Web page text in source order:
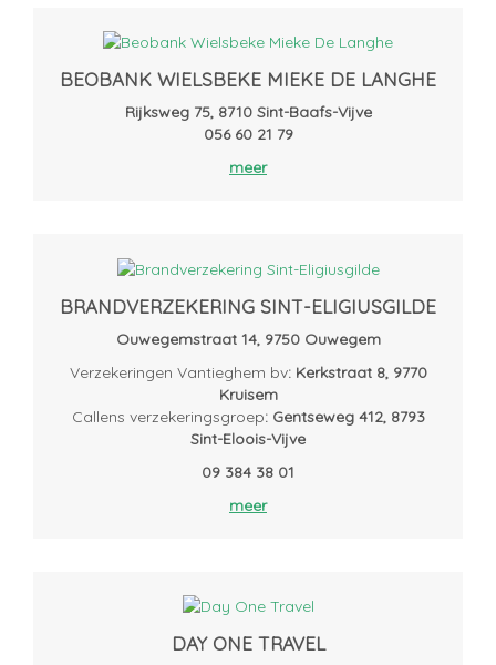
BEOBANK WIELSBEKE MIEKE DE LANGHE
Rijksweg 75, 8710 Sint-Baafs-Vijve
056 60 21 79
meer
BRANDVERZEKERING SINT-ELIGIUSGILDE
Ouwegemstraat 14, 9750 Ouwegem
Verzekeringen Vantieghem bv: Kerkstraat 8, 9770
Kruisem
Callens verzekeringsgroep: Gentseweg 412, 8793
Sint-Eloois-Vijve
09 384 38 01
meer
DAY ONE TRAVEL